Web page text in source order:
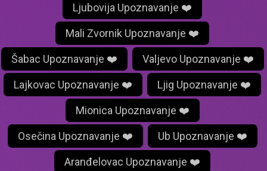
Ljubovija Upoznavanje ❤️
Mali Zvornik Upoznavanje ❤️
Šabac Upoznavanje ❤️ Valjevo Upoznavanje ❤️
Lajkovac Upoznavanje ❤️ Ljig Upoznavanje ❤️
Mionica Upoznavanje ❤️
Osečina Upoznavanje ❤️ Ub Upoznavanje ❤️
Aranđelovac Upoznavanje ❤️